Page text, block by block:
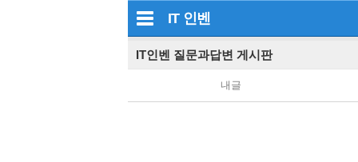
IT 인벤
IT인벤 질문과답변 게시판
내글